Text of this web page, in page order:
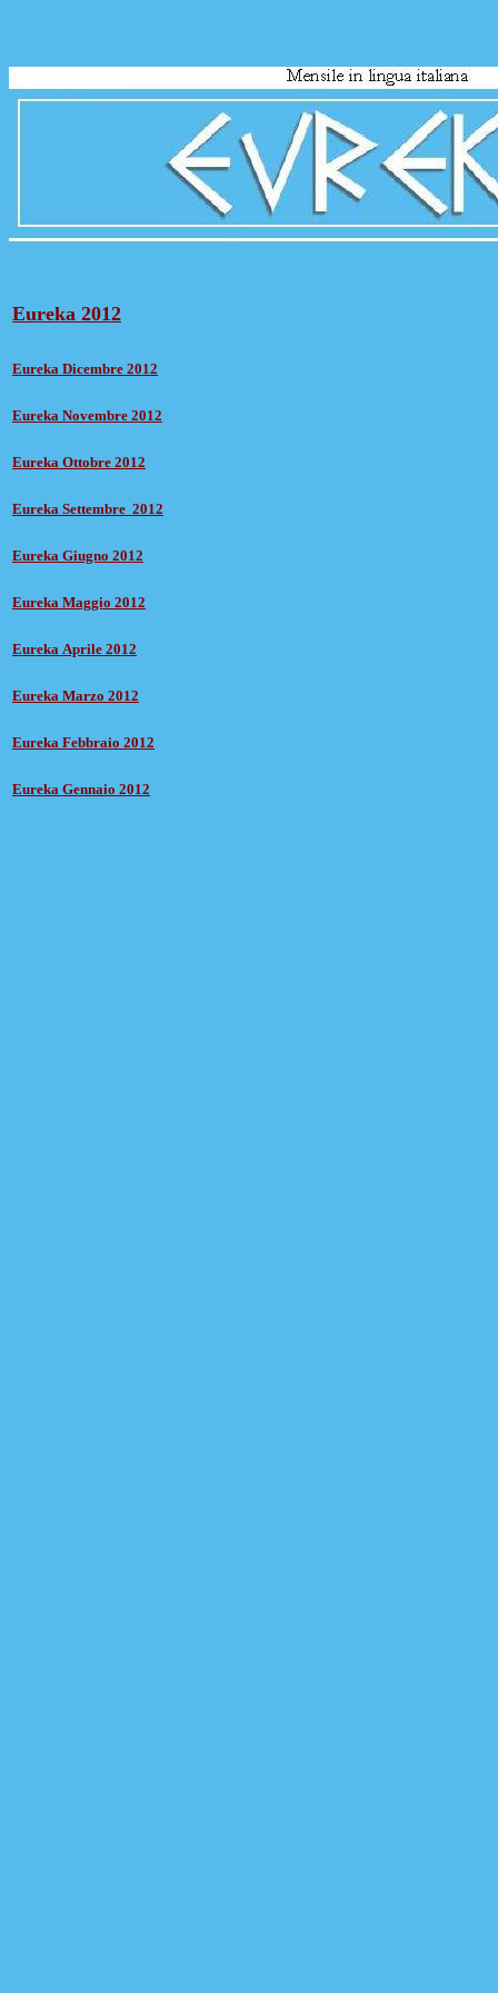
Eureka 2012
Eureka Dicembre 2012
Eureka Novembre 2012
Eureka Ottobre 2012
Eureka Settembre 2012
Eureka Giugno 2012
Eureka Maggio 2012
Eureka Aprile 2012
Eureka Marzo 2012
Eureka Febbraio 2012
Eureka Gennaio 2012